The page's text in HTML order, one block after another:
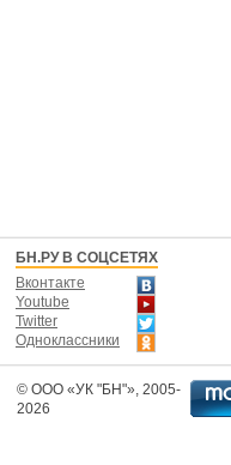
БН.РУ В СОЦСЕТЯХ
Вконтакте
Youtube
Twitter
Одноклассники
© ООО «УК "БН"», 2005-
2026